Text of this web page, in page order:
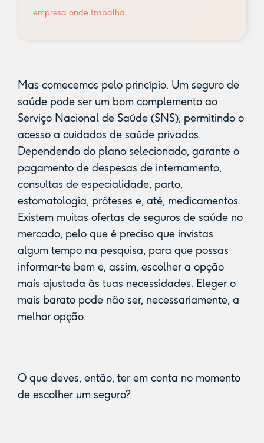
empresa onde trabalha
Mas comecemos pelo princípio. Um seguro de
saúde pode ser um bom complemento ao
Serviço Nacional de Saúde (SNS), permitindo o
acesso a cuidados de saúde privados.
Dependendo do plano selecionado, garante o
pagamento de despesas de internamento,
consultas de especialidade, parto,
estomatologia, próteses e, até, medicamentos.
Existem muitas ofertas de seguros de saúde no
mercado, pelo que é preciso que invistas
algum tempo na pesquisa, para que possas
informar-te bem e, assim, escolher a opção
mais ajustada às tuas necessidades. Eleger o
mais barato pode não ser, necessariamente, a
melhor opção.
O que deves, então, ter em conta no momento
de escolher um seguro?